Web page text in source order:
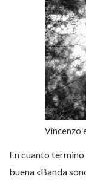
Vincenzo
En cuanto
buena «Banda